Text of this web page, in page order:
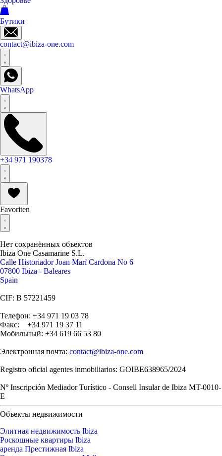
Бутики
contact@ibiza-one.com
WhatsApp
+34 971 190378
Favoriten
Нет сохранённых объектов
Ibiza One Casamarine S.L.
Calle Historiador Joan Marí Cardona No 6
07800 Ibiza - Baleares
Spain
CIF: B 57221459
Телефон: +34 971 19 03 78
Факс: +34 971 19 37 11
Мобильный: +34 619 66 53 80
Электронная почта: contact@ibiza-one.com
Registro oficial agentes inmobiliarios: GOIBE638965/2024
Nº Inscripción Mediador Turístico - Consell Insular de Ibiza MT-0010-
E
Объекты недвижимости
Элитная недвижимость Ibiza
Роскошные квартиры Ibiza
аренда Престижная Ibiza